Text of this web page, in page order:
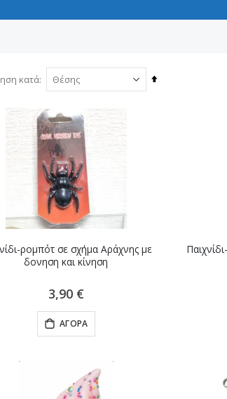
κατά
Φθίνουσα
ρομπότ σε σχήμα Αράχνης με
δονηση και κίνηση
3,90 €
ΑΓΟΡΆ